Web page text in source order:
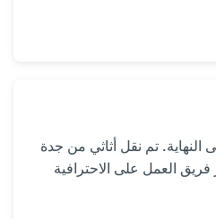
النهاية. تم نقل أثاثي من جدة
العمل على الاحترافية